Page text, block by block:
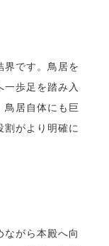
界です。鳥居を
歩足を踏み入
鳥居自体にも巨
割がより明確に
ながら本殿へ向